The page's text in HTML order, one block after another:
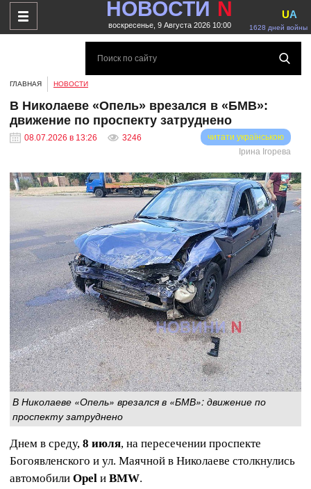
НОВОСТИ N
воскресенье, 9 Августа 2026 10:00 1628 дней войны
UA
ГЛАВНАЯ НОВОСТИ
В Николаеве «Опель» врезался в «БМВ»:
движение по проспекту затруднено
08.07.2026 в 13:26 3246
читати українською
Ірина Ігорева
В Николаеве «Опель» врезался в «БМВ»: движение по
проспекту затруднено
Днем в среду, 8 июля, на пересечении проспекте
Богоявленского и ул. Маячной в Николаеве столкнулись
автомобили Opel и BMW.